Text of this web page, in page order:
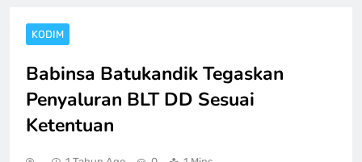
KODIM
Babinsa Batukandik Tegaskan
Penyaluran BLT DD Sesuai
Ketentuan